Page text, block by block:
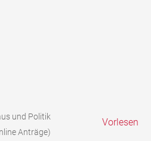
und Politik
Anträge)
Vorlesen